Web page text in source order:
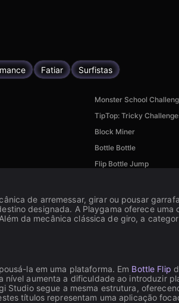
Fatiar Surfistas
Monster School
TipTop: Tricky
Block Miner
Bottle Bottle
Flip Bottle Jump
de arremessar, girar ou pousar
designada. A Playgama oferece
da mecânica clássica de giro, a
la em uma plataforma. Em Bottle Flip
aumenta a dificuldade ao introduzir
Studio segue a mesma estrutura,
títulos representam uma aplicação